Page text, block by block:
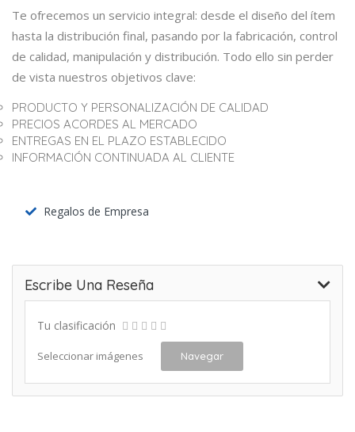
Te ofrecemos un servicio integral: desde el diseño del ítem
hasta la distribución final, pasando por la fabricación, control
de calidad, manipulación y distribución. Todo ello sin perder
de vista nuestros objetivos clave:
PRODUCTO Y PERSONALIZACIÓN DE CALIDAD
PRECIOS ACORDES AL MERCADO
ENTREGAS EN EL PLAZO ESTABLECIDO
INFORMACIÓN CONTINUADA AL CLIENTE
Regalos de Empresa
Escribe Una Reseña
Tu clasificación
Seleccionar imágenes Navegar